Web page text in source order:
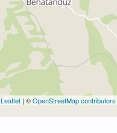
Leaflet | ©OpenStreetMap contributors